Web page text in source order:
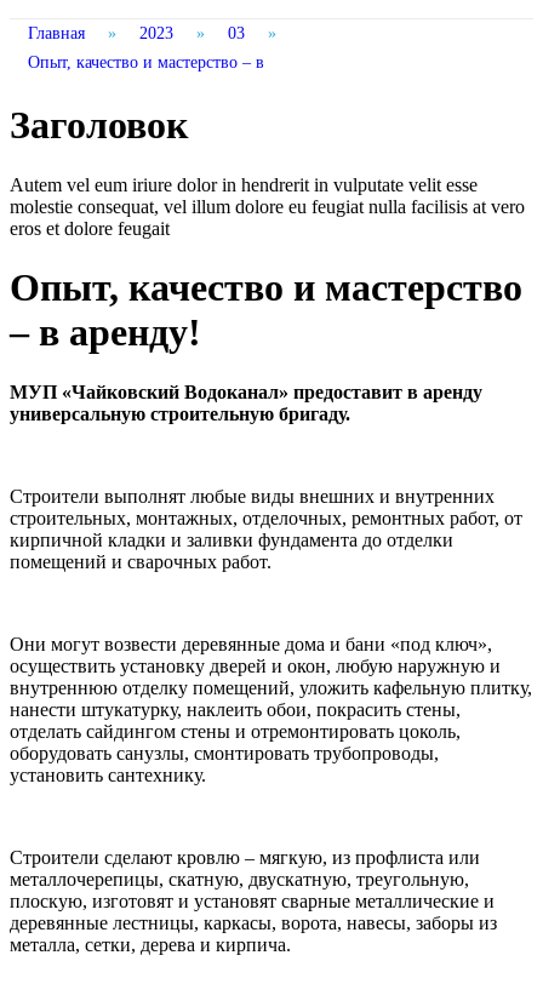
Главная » 2023 » 03
»
Опыт, качество и мастерство – в
Заголовок
Autem vel eum iriure dolor in hendrerit in vulputate velit esse
molestie consequat, vel illum dolore eu feugiat nulla facilisis at vero
eros et dolore feugait
Опыт, качество и мастерство
– в аренду!
МУП «Чайковский Водоканал» предоставит в аренду
универсальную строительную бригаду.
Строители выполнят любые виды внешних и внутренних
строительных, монтажных, отделочных, ремонтных работ, от
кирпичной кладки и заливки фундамента до отделки
помещений и сварочных работ.
Они могут возвести деревянные дома и бани «под ключ»,
осуществить установку дверей и окон, любую наружную и
внутреннюю отделку помещений, уложить кафельную плитку,
нанести штукатурку, наклеить обои, покрасить стены,
отделать сайдингом стены и отремонтировать цоколь,
оборудовать санузлы, смонтировать трубопроводы,
установить сантехнику.
Строители сделают кровлю – мягкую, из профлиста или
металлочерепицы, скатную, двускатную, треугольную,
плоскую, изготовят и установят сварные металлические и
деревянные лестницы, каркасы, ворота, навесы, заборы из
металла, сетки, дерева и кирпича.